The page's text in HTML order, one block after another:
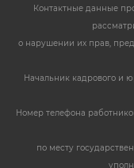
Контактные данные
о нарушении их прав,
Начальник кадрового и
Номер телефона
по месту